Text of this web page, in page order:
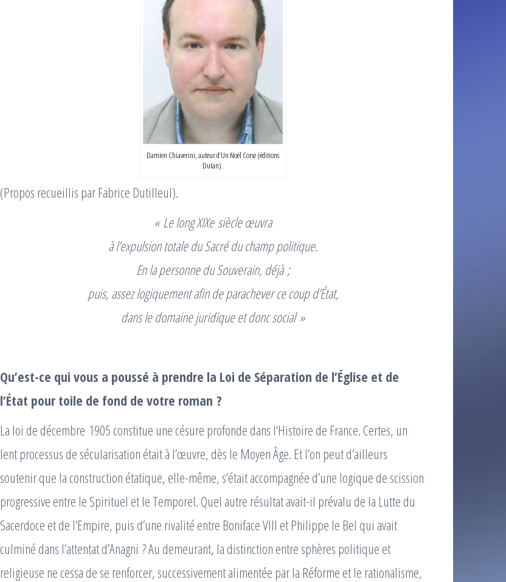
Damien Chiaverini, auteur d’Un Noël Corse (éditions
Dutan).
(Propos recueillis par Fabrice Dutilleul).
« Le long XIXe siècle œuvra
à l’expulsion totale du Sacré du champ politique.
En la personne du Souverain, déjà ;
puis, assez logiquement afin de parachever ce coup d’État,
dans le domaine juridique et donc social »
Qu’est-ce qui vous a poussé à prendre la Loi de Séparation de l’Église et de
l’État pour toile de fond de votre roman ?
La loi de décembre 1905 constitue une césure profonde dans l‘Histoire de France. Certes, un
lent processus de sécularisation était à l’œuvre, dès le Moyen Âge. Et l’on peut d’ailleurs
soutenir que la construction étatique, elle-même, s’était accompagnée d’une logique de scission
progressive entre le Spirituel et le Temporel. Quel autre résultat avait-il prévalu de la Lutte du
Sacerdoce et de l’Empire, puis d’une rivalité entre Boniface VIII et Philippe le Bel qui avait
culminé dans l’attentat d’Anagni ? Au demeurant, la distinction entre sphères politique et
religieuse ne cessa de se renforcer, successivement alimentée par la Réforme et le rationalisme,